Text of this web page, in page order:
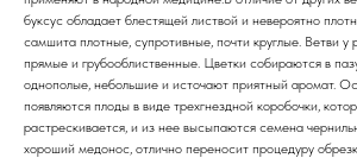
буксус обладает блестящей листвой и невероятно
самшита плотные, супротивные, почти круглые. Ветви у
прямые и грубооблиственные. Цветки собираются в
однополые, небольшие и источают приятный аромат.
появляются плоды в виде трехгнездной коробочки,
растрескивается, и из нее высыпаются семена
хороший медонос, отлично переносит процедуру